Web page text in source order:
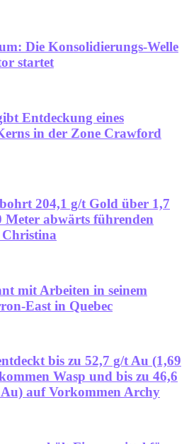
Die Konsolidierungs-Welle
startet
Entdeckung eines
in der Zone Crawford
204,1 g/t Gold über 1,7
Meter abwärts führenden
mit Arbeiten in seinem
East in Quebec
bis zu 52,7 g/t Au (1,69
Wasp und bis zu 46,6
auf Vorkommen Archy